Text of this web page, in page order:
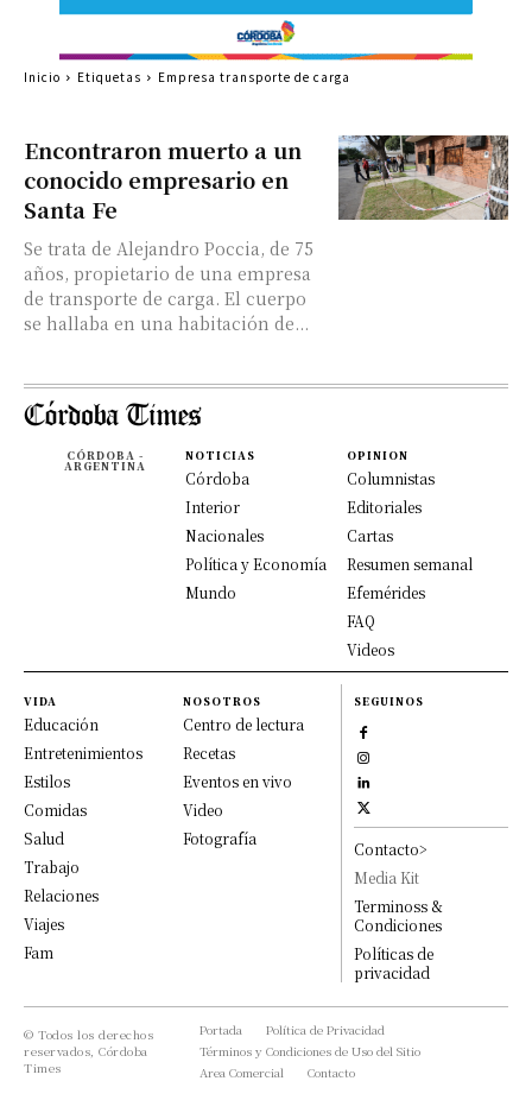
Encontraron muerto a un
conocido empresario en
Santa Fe
Se trata de Alejandro Poccia, de 75
años, propietario de una empresa
de transporte de carga. El cuerpo
se hallaba en una habitación de...
Inicio Etiquetas Empresa transporte de carga
CÓRDOBA -
ARGENTINA
NOTICIAS
Córdoba
Interior
Nacionales
Política y Economía
Mundo
OPINION
Columnistas
Editoriales
Cartas
Resumen semanal
Efemérides
FAQ
Videos
VIDA
Educación
Entretenimientos
Estilos
Comidas
Salud
Trabajo
Relaciones
Viajes
Fam
NOSOTROS
Centro de lectura
Recetas
Eventos en vivo
Video
Fotografía
SEGUINOS
Contacto>
Media Kit
Terminoss &
Condiciones
Políticas de
privacidad
© Todos los derechos
reservados, Córdoba
Times
Portada
Política de Privacidad
Términos y Condiciones de Uso del Sitio
Area Comercial
Contacto